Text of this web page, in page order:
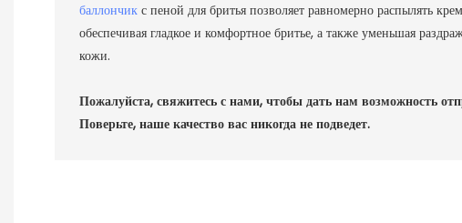
баллончикс пеной для бритья позволяет равномерно распылять
обеспечивая гладкое и комфортное бритье, а также уменьшая
кожи.
Пожалуйста, свяжитесь с нами, чтобы дать нам возможность
Поверьте, наше качество вас никогда не подведет.